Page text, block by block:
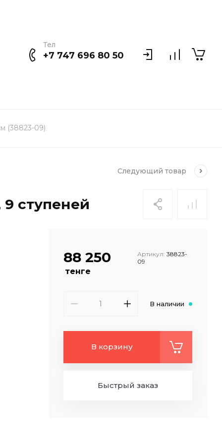
Тел
+7 747 696 80 50
(38823-09)
Следующий товар
ступеней
88 250
тенге
Артикул: 38823-
09
В наличии
В корзину
Быстрый заказ